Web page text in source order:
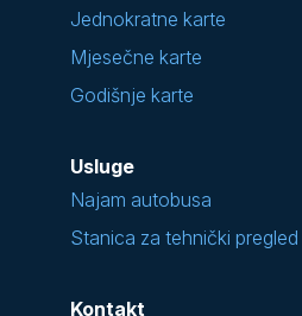
Jednokratne karte
Mjesečne karte
Godišnje karte
Usluge
Najam autobusa
Stanica za tehnički
Kontakt